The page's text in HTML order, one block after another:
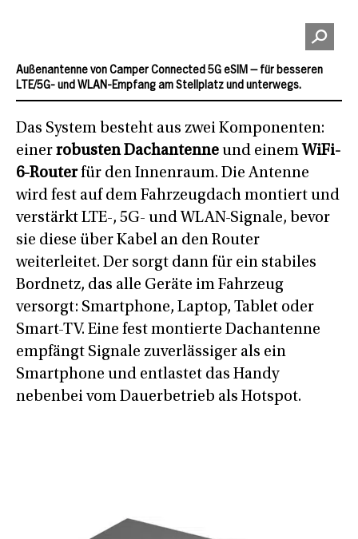
Außenantenne von Camper Connected 5G eSIM – für besseren
LTE/5G- und WLAN-Empfang am Stellplatz und unterwegs.
Das System besteht aus zwei Komponenten:
einer robusten Dachantenne und einem WiFi-
6-Routerfür den Innenraum. Die Antenne
wird fest auf dem Fahrzeugdach montiert und
verstärkt LTE-, 5G- und WLAN-Signale, bevor
sie diese über Kabel an den Router
weiterleitet. Der sorgt dann für ein stabiles
Bordnetz, das alle Geräte im Fahrzeug
versorgt: Smartphone, Laptop, Tablet oder
Smart-TV. Eine fest montierte Dachantenne
empfängt Signale zuverlässiger als ein
Smartphone und entlastet das Handy
nebenbei vom Dauerbetrieb als Hotspot.